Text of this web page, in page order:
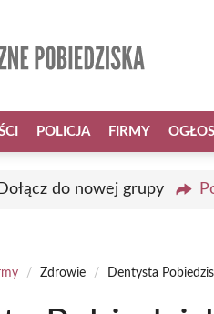
POLICJA FIRMY
Dołącz do nowej grupy
/ Zdrowie / Dentysta